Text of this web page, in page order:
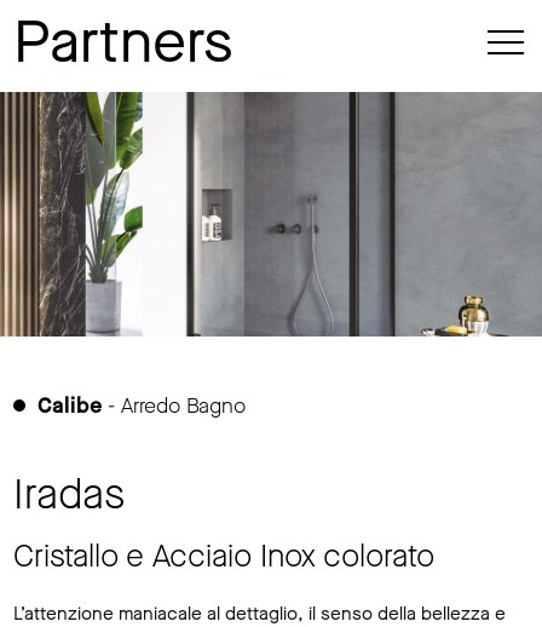
Partners
Calibe - Arredo Bagno
Iradas
Cristallo e Acciaio Inox colorato
L’attenzione maniacale al dettaglio, il senso della bellezza e